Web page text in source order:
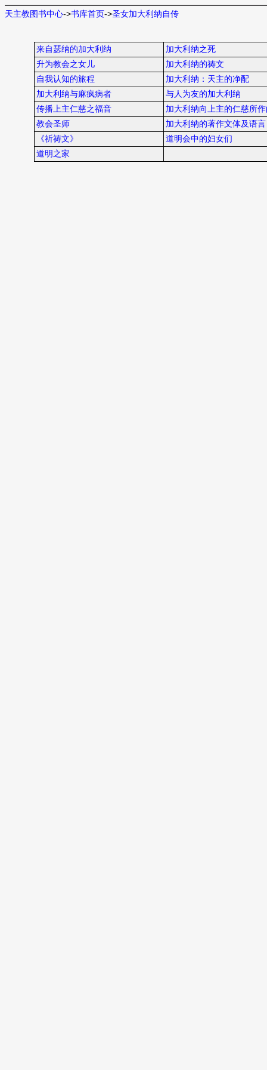
天主教图书中心->书库首页->圣女加大利纳自传
来自瑟纳的加大利纳
加大利纳之死
升为教会之女儿
加大利纳的祷文
自我认知的旅程
加大利纳：天主的净配
加大利纳与麻疯病者
与人为友的加大利纳
传播上主仁慈之福音
加大利纳向上主的仁慈所
教会圣师
加大利纳的著作文体及语言
《祈祷文》
道明会中的妇女们
道明之家